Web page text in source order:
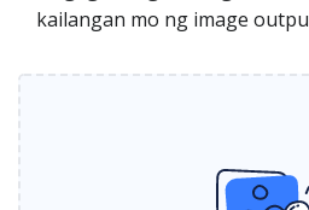
kailangan mo ng image